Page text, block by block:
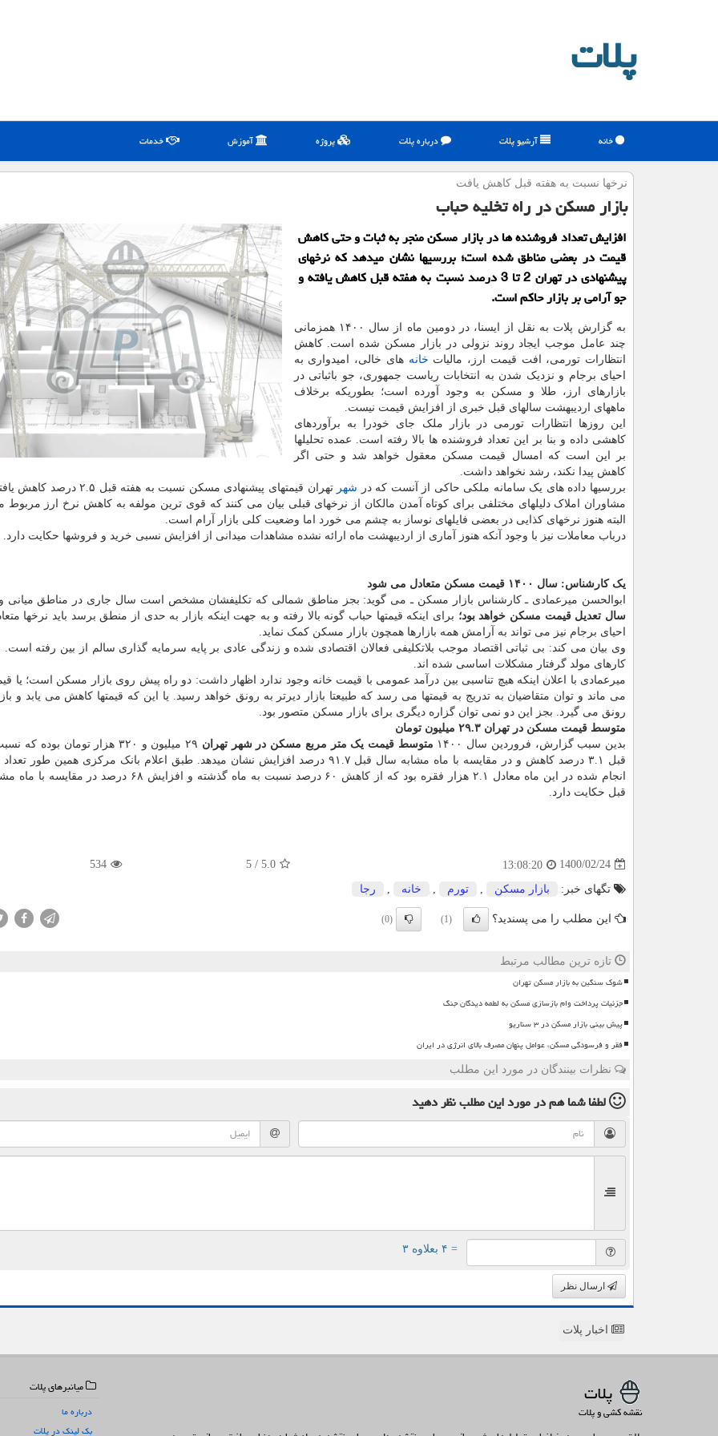
پلات
خانه آرشیو پلات درباره پلات پروژه آموزش خدمات
نرخها نسبت به هفته قبل كاهش یافت
بازار مسكن در راه تخلیه حباب
افزایش تعداد فروشنده ها در بازار مسکن منجر به ثبات و حتی کاهش
قیمت در بعضی مناطق شده است؛ بررسیها نشان میدهد که نرخهای
پیشنهادی در تهران 2 تا 3 درصد نسبت به هفته قبل کاهش یافته و
جو آرامی بر بازار حاکم است.
به گزارش پلات به نقل از ایسنا، در دومین ماه از سال ۱۴۰۰ همزمانی
چند عامل موجب ایجاد روند نزولی در بازار مسکن شده است. کاهش
انتظارات تورمی، افت قیمت ارز، مالیات خانه های خالی، امیدواری به
احیای برجام و نزدیک شدن به انتخابات ریاست جمهوری، جو باثباتی در
بازارهای ارز، طلا و مسکن به وجود آورده است؛ بطوریکه برخلاف
ماههای اردیبهشت سالهای قبل خبری از افزایش قیمت نیست.
این روزها انتظارات تورمی در بازار ملک جای خودرا به برآوردهای
کاهشی داده و بنا بر این تعداد فروشنده ها بالا رفته است. عمده تحلیلها
بر این است که امسال قیمت مسکن معقول خواهد شد و حتی اگر
کاهش پیدا نکند، رشد نخواهد داشت.
بررسیها داده های یک سامانه ملکی حاکی از آنست که در شهر
تهران قیمتهای پیشنهادی مسکن نسبت به هفته
مشاوران املاک دلیلهای مختلفی برای کوتاه آمدن مالکان از نرخهای قبلی بیان می کنند که قوی ترین مولفه به کاهش نرخ ارز
البته هنوز نرخهای کذایی در بعضی فایلهای نوساز به چشم می خورد اما وضعیت کلی بازار آرام است.
درباب معاملات نیز با وجود آنکه هنوز آماری از اردیبهشت ماه ارائه نشده مشاهدات میدانی از افزایش نسبی خرید و فروشها حکایت دارد.
یک کارشناس: سال ۱۴۰۰ قیمت مسکن متعادل می شود
ابوالحسن میرعمادی ـ کارشناس بازار مسکن ـ می گوید: بجز مناطق شمالی که تکلیفشان مشخص است سال جاری در مناطق میانی
سال تعدیل قیمت مسکن خواهد بود؛ برای اینکه قیمتها حباب گونه بالا رفته و به جهت اینکه بازار به حدی از منطق برسد باید نرخها
احیای برجام نیز می تواند به آرامش همه بازارها همچون بازار مسکن کمک نماید.
وی بیان می کند: بی ثباتی اقتصاد موجب بلاتکلیفی فعالان اقتصادی شده و زندگی عادی بر پایه سرمایه گذاری سالم از بین رفته است.
کارهای مولد گرفتار مشکلات اساسی شده اند.
میرعمادی با اعلان اینکه هیچ تناسبی بین درآمد عمومی با قیمت خانه وجود ندارد اظهار داشت: دو راه پیش روی بازار مسکن است؛ یا
می ماند و توان متقاضیان به تدریج به قیمتها می رسد که طبیعتا بازار دیرتر به رونق خواهد رسید. یا این که قیمتها کاهش می یابد و
رونق می گیرد. بجز این دو نمی توان گزاره دیگری برای بازار مسکن متصور بود.
متوسط قیمت مسکن در تهران ۲۹.۳ میلیون تومان
بدین سبب گزارش، فروردین سال ۱۴۰۰
متوسط قیمت یک متر مربع مسکن در شهر تهران
۲۹ میلیون و ۳۲۰ هزار تومان بوده
قبل ۳.۱ درصد کاهش و در مقایسه با ماه مشابه سال قبل ۹۱.۷ درصد افزایش نشان میدهد. طبق اعلام بانک مرکزی همین طور
انجام شده در این ماه معادل ۲.۱ هزار فقره بود که از کاهش ۶۰ درصد نسبت به ماه گذشته و افزایش ۶۸
قبل حکایت دارد.
1400/02/24
13:08:20
5.0
/
5
534
تگهای خبر: بازار مسكن تورم خانه رجا
این مطلب را می پسندید؟ (1)
(0)
تازه ترین مطالب مرتبط
شوک سنگین به بازار مسکن تهران
جزئیات پرداخت وام بازسازی مسکن به لطمه دیدگان جنگ
پیش بینی بازار مسکن در ۳ سناریو
فقر و فرسودگی مسکن، عوامل پنهان مصرف بالای انرژی در ایران
نظرات بینندگان در مورد این مطلب
لطفا شما همدر مورد این مطلبنظر دهید
= ۴ بعلاوه ۳
ارسال نظر
اخبار پلات
پلات
نقشه کشی و پلات
میانبرهای پلات
درباره ما
بک لینک در پلات